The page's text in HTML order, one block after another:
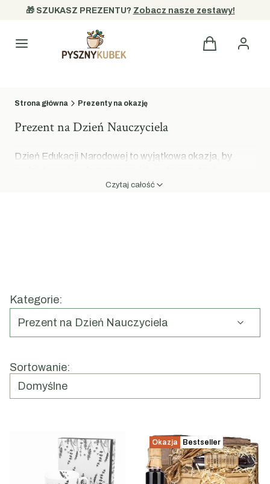
🎁 SZUKASZ PREZENTU? Zobacz nasze zestawy!
Kategorie
Strona główna Prezenty na okazję
Prezent na Dzień Nauczyciela
Dzień Edukacji Narodowej to wyjątkowa okazja, by
zaangażowanie oraz cierpliwość w przekazywaniu
Czytaj całość
Kategorie:
Prezent na Dzień Nauczyciela
Lista produktów
Sortowanie:
Domyślne
Okazja Bestseller